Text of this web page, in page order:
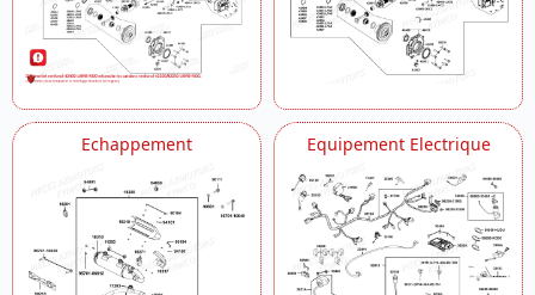
Echappement Equipement Electrique